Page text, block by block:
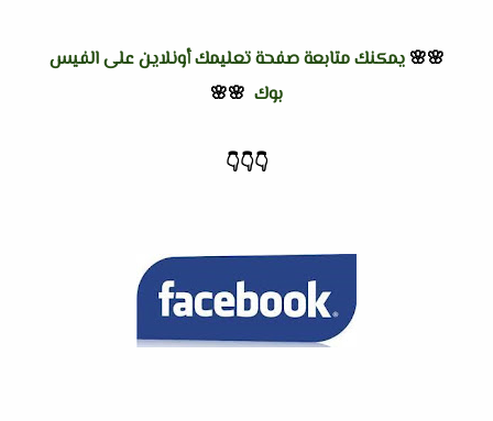
🌸🌸 يمكنك متابعة صفحة تعليمك أونلاين على الفيس
بوك 🌸🌸
👇
👇
👇